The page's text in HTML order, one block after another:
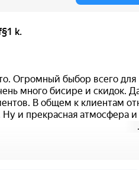
k.
Огромный быбор всего для
много бисире и скидок.
В общем к клиентам
Ну и прекрасная атмосфера